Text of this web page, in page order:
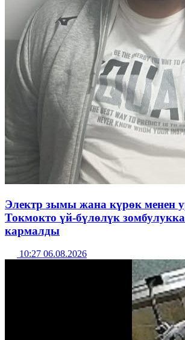
Электр зымы жана күрөк менен
Токмокто үй-бүлөлүк
кармалды
10:27 06.08.2026